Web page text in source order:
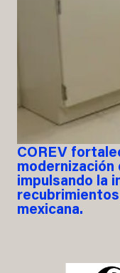
COREV
impulsando la
mexicana.